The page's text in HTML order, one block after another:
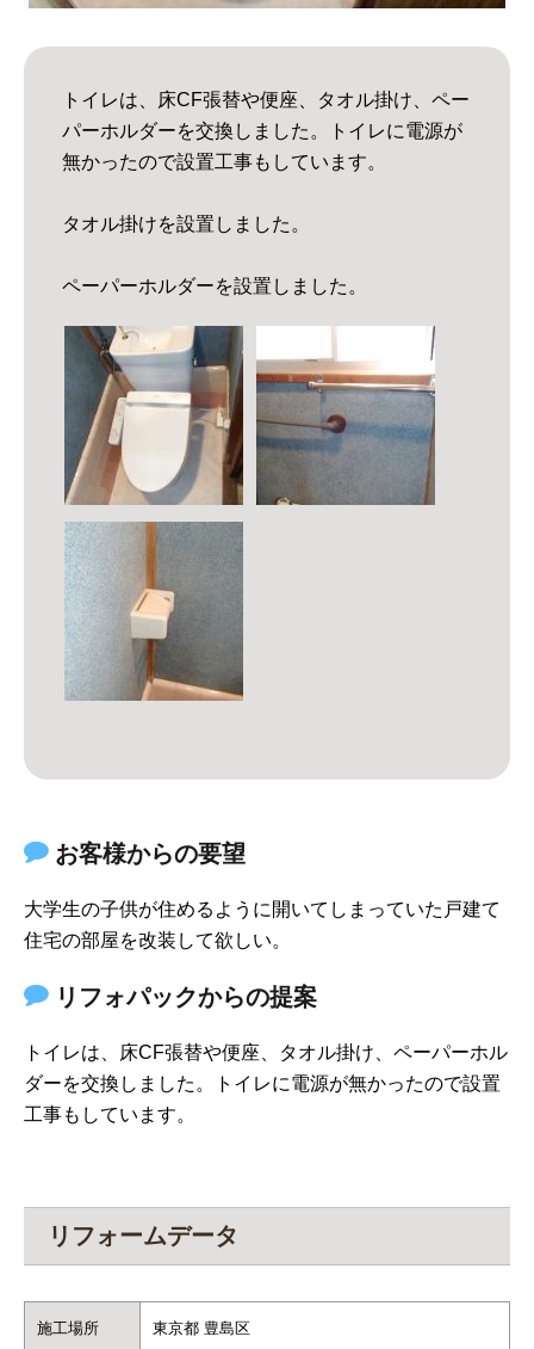
トイレは、床CF張替や便座、タオル掛け、ペー
パーホルダーを交換しました。トイレに電源が
無かったので設置工事もしています。
タオル掛けを設置しました。
ペーパーホルダーを設置しました。
お客様からの要望
大学生の子供が住めるように開いてしまっていた戸建て
住宅の部屋を改装して欲しい。
リフォパックからの提案
トイレは、床CF張替や便座、タオル掛け、ペーパーホル
ダーを交換しました。トイレに電源が無かったので設置
工事もしています。
リフォームデータ
施工場所 東京都 豊島区